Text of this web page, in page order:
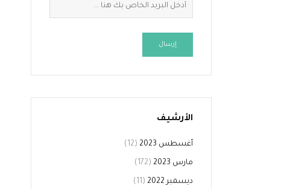
إرسال
الأرشيف
أغسطس 2023 (12)
مارس 2023 (172)
ديسمبر 2022 (11)